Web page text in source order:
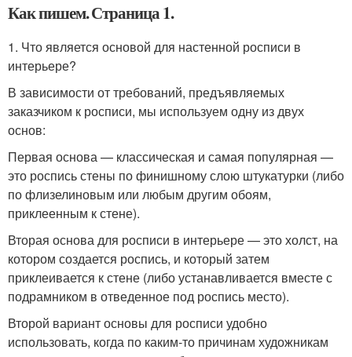
Как пишем. Страница 1.
1. Что является основой для настенной росписи в
интерьере?
В зависимости от требований, предъявляемых
заказчиком к росписи, мы используем одну из двух
основ:
Первая основа — классическая и самая популярная —
это роспись стены по финишному слою штукатурки (либо
по флизелиновым или любым другим обоям,
приклеенным к стене).
Вторая основа для росписи в интерьере — это холст, на
котором создается роспись, и который затем
приклеивается к стене (либо устанавливается вместе с
подрамником в отведенное под роспись место).
Второй вариант основы для росписи удобно
использовать, когда по каким-то причинам художникам